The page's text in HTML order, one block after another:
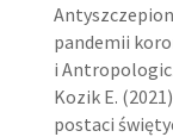
pandemii
i
Kozik E.
postaci